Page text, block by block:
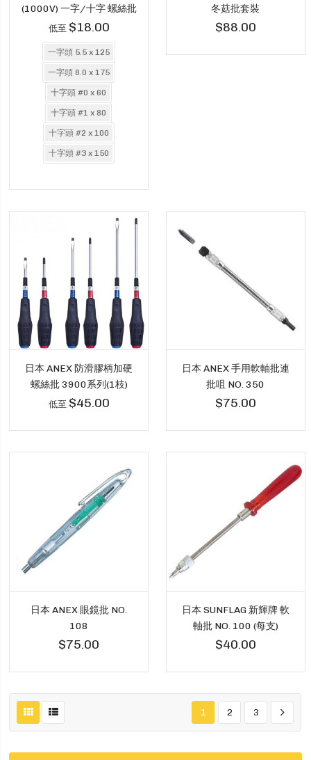
(1000V) 一字/十字 螺絲批
低至 $18.00
一字頭 5.5 x 125
一字頭 8.0 x 175
十字頭 #0 x 60
十字頭 #1 x 80
十字頭 #2 x 100
十字頭 #3 x 150
冬菇批套裝
$88.00
日本 ANEX 防滑膠柄加硬
螺絲批 3900系列(1枝)
低至 $45.00
日本 ANEX 手用軟軸批連
批咀 NO. 350
$75.00
日本 ANEX 眼鏡批 NO.
108
$75.00
日本 SUNFLAG 新輝牌 軟
軸批 NO. 100 (每支)
$40.00
1 2 3